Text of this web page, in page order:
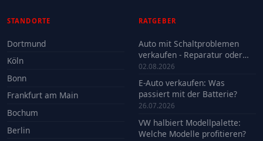
STANDORTE
Dortmund
Köln
Bonn
Frankfurt am Main
Bochum
Berlin
RATGEBER
Auto mit Schaltproblemen
verkaufen - Reparatur oder
Verkauf?
02.08.2026
E-Auto verkaufen: Was
passiert mit der Batterie?
26.07.2026
VW halbiert Modellpalette:
Welche Modelle profitieren?